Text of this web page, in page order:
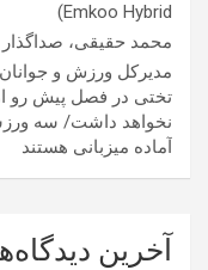
Emkoo Hybrid)
محمد حقیقی، صداگذار
مدیرکل ورزش و
تختی در فصل پیش رو
نخواهد داشت/ سه
آماده میزبانی هستند
آخرین